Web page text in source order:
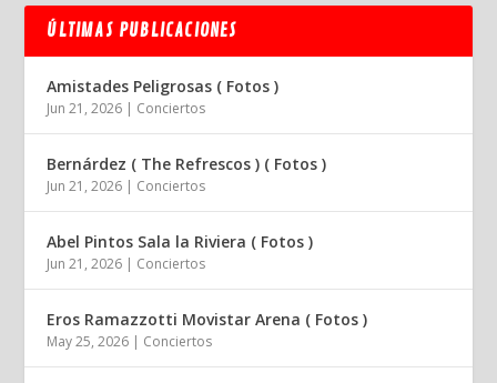
ÚLTIMAS PUBLICACIONES
Amistades Peligrosas ( Fotos )
Jun 21, 2026 | Conciertos
Bernárdez ( The Refrescos ) ( Fotos )
Jun 21, 2026 | Conciertos
Abel Pintos Sala la Riviera ( Fotos )
Jun 21, 2026 | Conciertos
Eros Ramazzotti Movistar Arena ( Fotos )
May 25, 2026 | Conciertos